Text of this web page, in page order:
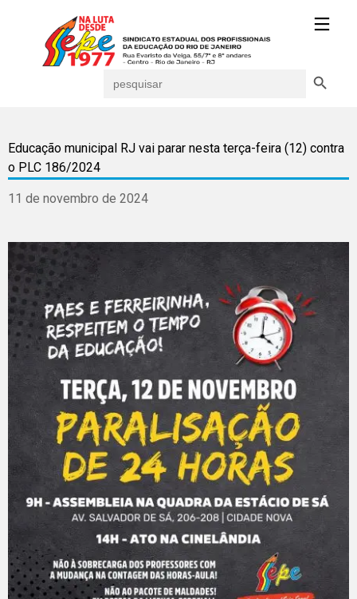
for:
Educação municipal RJ vai parar nesta terça-feira (12) contra
o PLC 186/2024
11 de novembro de 2024